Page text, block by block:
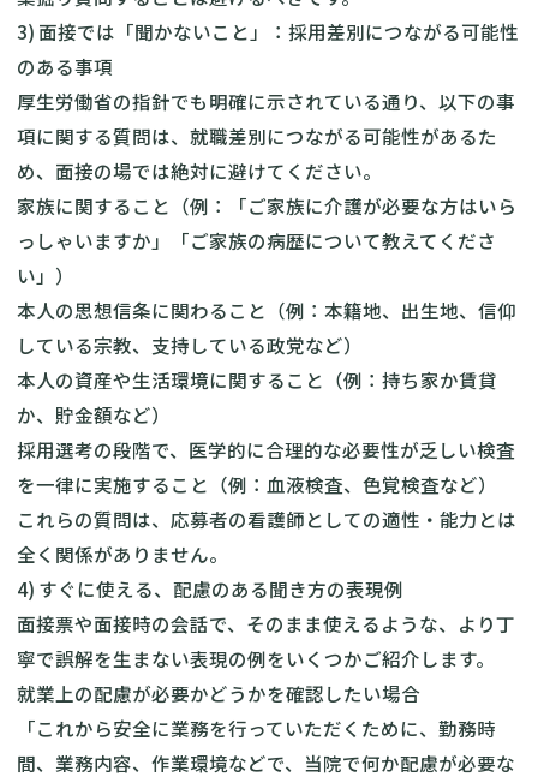
3) 面接では「聞かないこと」：採用差別につながる可能性
のある事項
厚生労働省の指針でも明確に示されている通り、以下の事
項に関する質問は、就職差別につながる可能性があるた
め、面接の場では絶対に避けてください。
家族に関すること（例：「ご家族に介護が必要な方はいら
っしゃいますか」「ご家族の病歴について教えてくださ
い」）
本人の思想信条に関わること（例：本籍地、出生地、信仰
している宗教、支持している政党など）
本人の資産や生活環境に関すること（例：持ち家か賃貸
か、貯金額など）
採用選考の段階で、医学的に合理的な必要性が乏しい検査
を一律に実施すること（例：血液検査、色覚検査など）
これらの質問は、応募者の看護師としての適性・能力とは
全く関係がありません。
4) すぐに使える、配慮のある聞き方の表現例
面接票や面接時の会話で、そのまま使えるような、より丁
寧で誤解を生まない表現の例をいくつかご紹介します。
就業上の配慮が必要かどうかを確認したい場合
「これから安全に業務を行っていただくために、勤務時
間、業務内容、作業環境などで、当院で何か配慮が必要な